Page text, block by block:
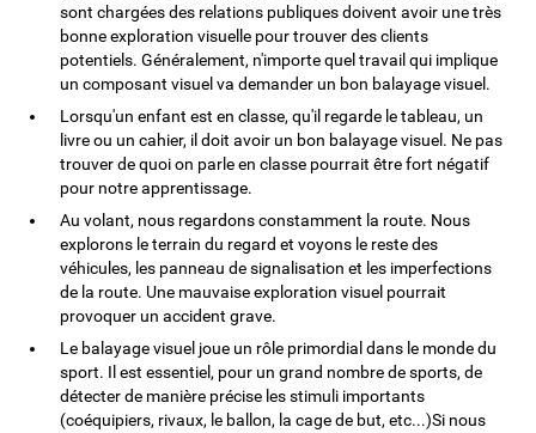
sont chargées des relations publiques doivent avoir une très
bonne exploration visuelle pour trouver des clients
potentiels. Généralement, n'importe quel travail qui implique
un composant visuel va demander un bon balayage visuel.
Lorsqu'un enfant est en classe, qu'il regarde le tableau, un
livre ou un cahier, il doit avoir un bon balayage visuel. Ne pas
trouver de quoi on parle en classe pourrait être fort négatif
pour notre apprentissage.
Au volant, nous regardons constamment la route. Nous
explorons le terrain du regard et voyons le reste des
véhicules, les panneau de signalisation et les imperfections
de la route. Une mauvaise exploration visuel pourrait
provoquer un accident grave.
Le balayage visuel joue un rôle primordial dans le monde du
sport. Il est essentiel, pour un grand nombre de sports, de
détecter de manière précise les stimuli importants
(coéquipiers, rivaux, le ballon, la cage de but, etc...)Si nous